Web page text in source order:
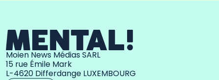
Moien News Médias SARL
15 rue Émile Mark
L-4620 Differdange LUXEMBOURG